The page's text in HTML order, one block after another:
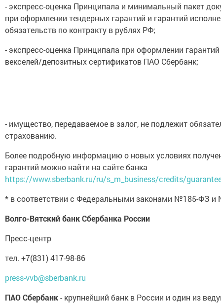
- экспресс-оценка Принципала и минимальный пакет
при оформлении тендерных гарантий и гарантий
обязательств по контракту в рублях РФ;
- экспресс-оценка Принципала при оформлении
векселей/депозитных сертификатов ПАО Сбербанк;
- имущество, передаваемое в залог, не подлежит
страхованию.
Более подробную информацию о новых условиях
гарантий можно найти на сайте банка
https://www.sberbank.ru/ru/s_m_business/credits/
* в соответствии с Федеральными законами №185-ФЗ
Волго-Вятский банк Сбербанка России
Пресс-центр
тел. +7(831) 417-98-86
press-vvb@sberbank.ru
ПАО Сбербанк- крупнейший банк в России и один из